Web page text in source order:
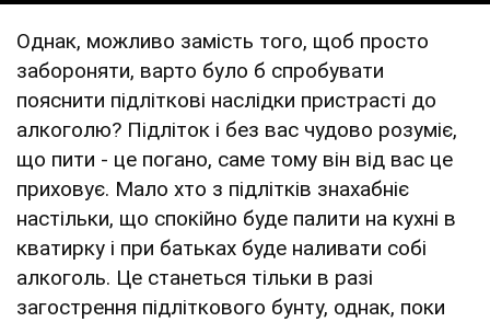
Однак, можливо замість того, щоб просто
забороняти, варто було б спробувати
пояснити підліткові наслідки пристрасті до
алкоголю? Підліток і без вас чудово розуміє,
що пити - це погано, саме тому він від вас це
приховує. Мало хто з підлітків знахабніє
настільки, що спокійно буде палити на кухні в
кватирку і при батьках буде наливати собі
алкоголь. Це станеться тільки в разі
загострення підліткового бунту, однак, поки